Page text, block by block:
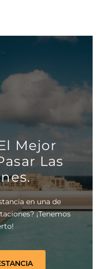
Mejor
Las
en una de
¡Tenemos